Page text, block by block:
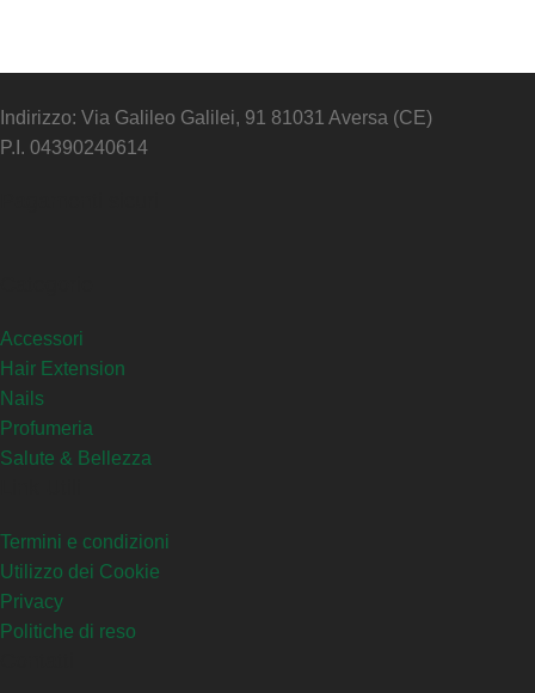
Indirizzo: Via Galileo Galilei, 91 81031 Aversa (CE)
P.I. 04390240614
Accessori
Hair Extension
Nails
Profumeria
Salute & Bellezza
Termini e condizioni
Utilizzo dei Cookie
Privacy
Politiche di reso